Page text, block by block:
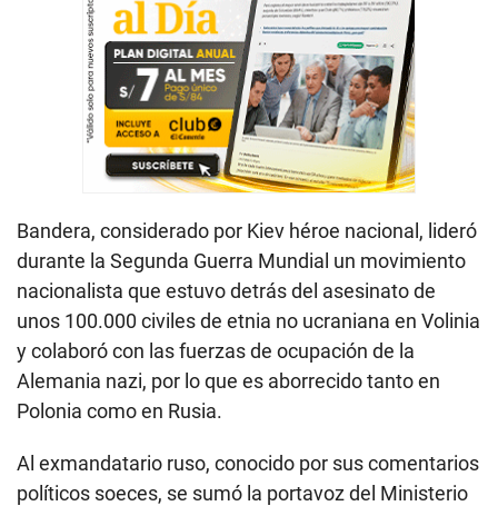
Bandera, considerado por Kiev héroe nacional, lideró
durante la Segunda Guerra Mundial un movimiento
nacionalista que estuvo detrás del asesinato de
unos 100.000 civiles de etnia no ucraniana en Volinia
y colaboró con las fuerzas de ocupación de la
Alemania nazi, por lo que es aborrecido tanto en
Polonia como en Rusia.
Al exmandatario ruso, conocido por sus comentarios
políticos soeces, se sumó la portavoz del Ministerio